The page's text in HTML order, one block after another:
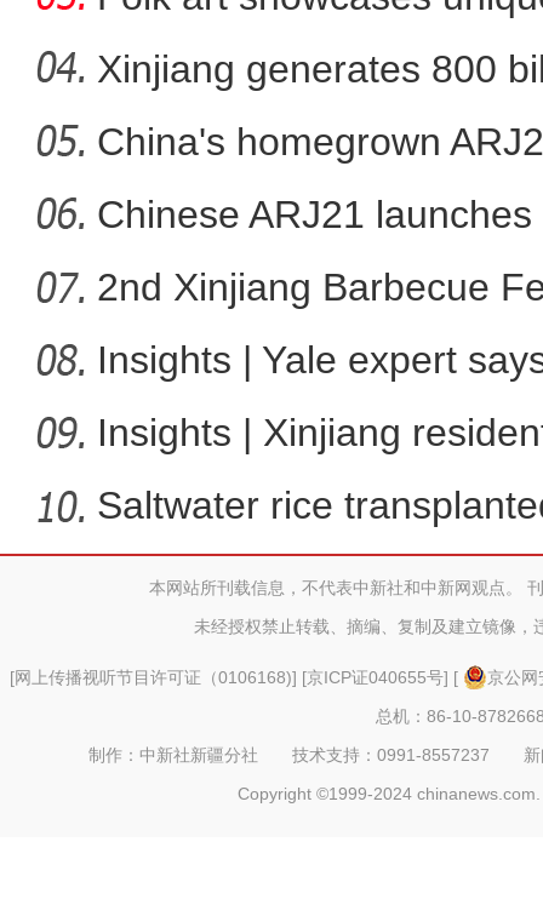
her
Xinjiang generates 800
China's homegrown
Chinese ARJ21
2nd Xinjiang Barbecue
Insights | Yale expert
Insights | Xinjiang
Saltwater rice
本网站所刊载信息，不代表中新社和中新网观点。
未经授权禁止转载、摘编、复制及建立镜像，
[网上传播视听节目许可证（0106168)] [京ICP证040655号] [
京公
总机：86-10-
制作：中新社新疆分社 技术支持：0991-8557237
Copyright ©1999-2024